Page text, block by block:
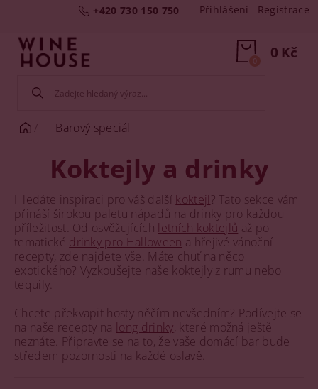
+420 730 150 750 Přihlášení Registrace
0 Kč
0
Barový speciál
Koktejly a drinky
Hledáte inspiraci pro váš další koktejl? Tato sekce vám
přináší širokou paletu nápadů na drinky pro každou
příležitost. Od osvěžujících letních koktejlů až po
tematické drinky pro Halloween a hřejivé vánoční
recepty, zde najdete vše. Máte chuť na něco
exotického? Vyzkoušejte naše koktejly z rumu nebo
tequily.
Chcete překvapit hosty něčím nevšedním? Podívejte se
na naše recepty na long drinky, které možná ještě
neznáte. Připravte se na to, že vaše domácí bar bude
středem pozornosti na každé oslavě.